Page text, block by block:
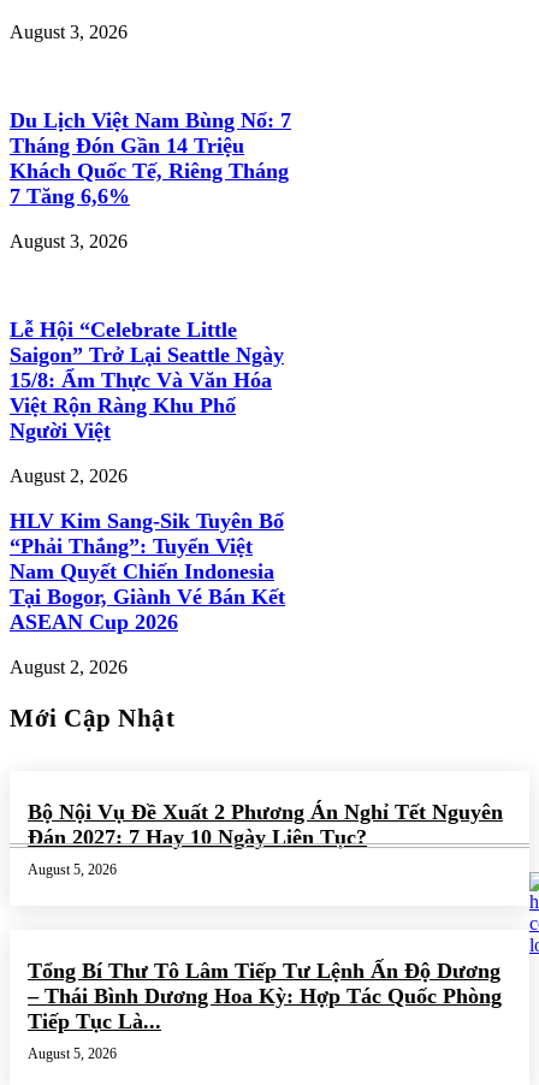
August 3, 2026
Du Lịch Việt Nam Bùng Nổ: 7
Tháng Đón Gần 14 Triệu
Khách Quốc Tế, Riêng Tháng
7 Tăng 6,6%
August 3, 2026
Lễ Hội “Celebrate Little
Saigon” Trở Lại Seattle Ngày
15/8: Ẩm Thực Và Văn Hóa
Việt Rộn Ràng Khu Phố
Người Việt
August 2, 2026
HLV Kim Sang-Sik Tuyên Bố
“Phải Thắng”: Tuyển Việt
Nam Quyết Chiến Indonesia
Tại Bogor, Giành Vé Bán Kết
ASEAN Cup 2026
August 2, 2026
Mới Cập Nhật
Bộ Nội Vụ Đề Xuất 2 Phương Án Nghỉ Tết Nguyên
Đán 2027: 7 Hay 10 Ngày Liên Tục?
August 5, 2026
Tổng Bí Thư Tô Lâm Tiếp Tư Lệnh Ấn Độ Dương
– Thái Bình Dương Hoa Kỳ: Hợp Tác Quốc Phòng
Tiếp Tục Là...
August 5, 2026